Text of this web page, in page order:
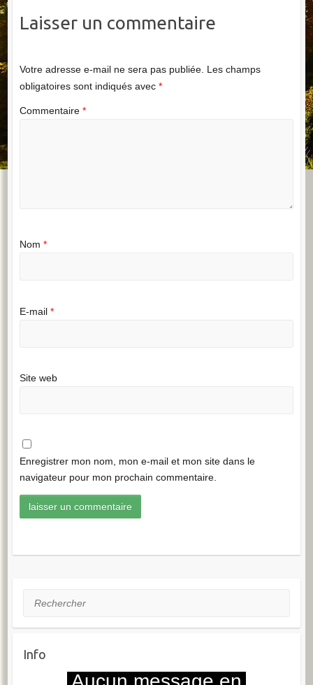
Laisser un commentaire
Votre adresse e-mail ne sera pas publiée. Les champs
obligatoires sont indiqués avec *
Commentaire *
Nom *
E-mail *
Site web
Enregistrer mon nom, mon e-mail et mon site dans le
navigateur pour mon prochain commentaire.
Rechercher
Info